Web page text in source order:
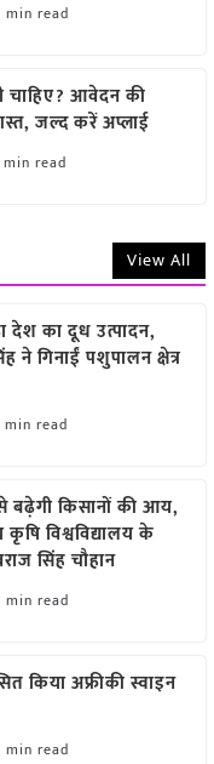
min read
चाहिए? आवेदन की
जल्द करें अप्लाई
min read
View All
देश का दूध उत्पादन,
ने गिनाईं पशुपालन क्षेत्र
min read
बढ़ेगी किसानों की आय,
कृषि विश्वविद्यालय के
सिंह चौहान
min read
किया अफ्रीकी स्वाइन
min read